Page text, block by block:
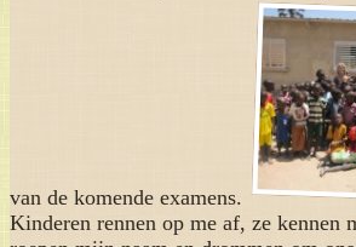
van de komende examens.
Kinderen rennen op me af, ze kennen